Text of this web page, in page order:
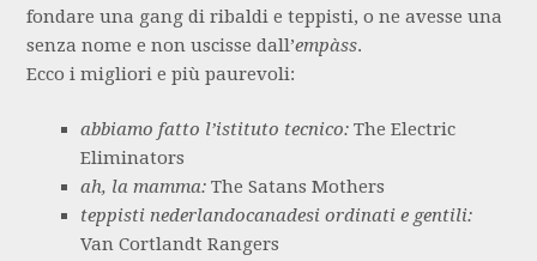
fondare una gang di ribaldi e teppisti, o ne avesse una
senza nome e non uscisse dall’empàss.
Ecco i migliori e più paurevoli:
abbiamo fatto l’istituto tecnico:The Electric
Eliminators
ah, la mamma:The Satans Mothers
teppisti nederlandocanadesi ordinati e gentili:
Van Cortlandt Rangers